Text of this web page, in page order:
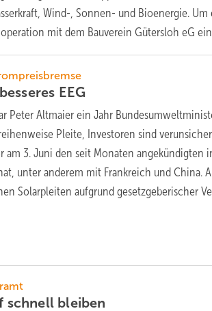
Wind-, Sonnen- und Bioenergie. Um
mit dem Bauverein Gütersloh eG
EEG
Peter Altmaier ein Jahr
Pleite, Investoren sind
am 3. Juni den seit Monaten angekündigten
unter anderem mit Frankreich und China.
Solarpleiten aufgrund gesetzgeberischer
schnell bleiben